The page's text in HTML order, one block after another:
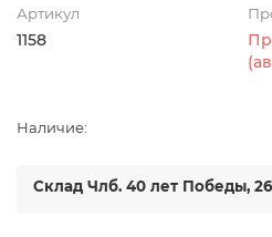
Артикул
1158
Наличие:
Склад Члб. 40 лет Победы, 26